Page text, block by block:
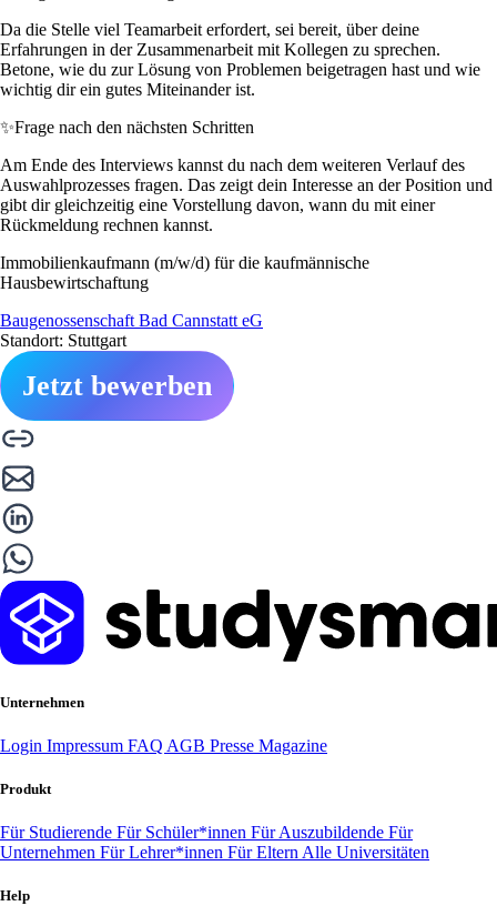
Da die Stelle viel Teamarbeit erfordert, sei bereit, über deine
Erfahrungen in der Zusammenarbeit mit Kollegen zu sprechen.
Betone, wie du zur Lösung von Problemen beigetragen hast und wie
wichtig dir ein gutes Miteinander ist.
✨Frage nach den nächsten Schritten
Am Ende des Interviews kannst du nach dem weiteren Verlauf des
Auswahlprozesses fragen. Das zeigt dein Interesse an der Position und
gibt dir gleichzeitig eine Vorstellung davon, wann du mit einer
Rückmeldung rechnen kannst.
Immobilienkaufmann (m/w/d) für die kaufmännische
Hausbewirtschaftung
Baugenossenschaft Bad Cannstatt eG
Standort: Stuttgart
Jetzt bewerben
Unternehmen
Login Impressum FAQ AGB Presse Magazine
Produkt
Für Studierende Für Schüler*innen Für Auszubildende Für
Unternehmen Für Lehrer*innen Für Eltern Alle Universitäten
Help